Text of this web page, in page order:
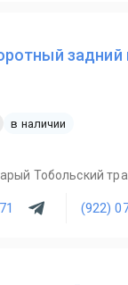
задний
в наличии
Тобольский
(922)